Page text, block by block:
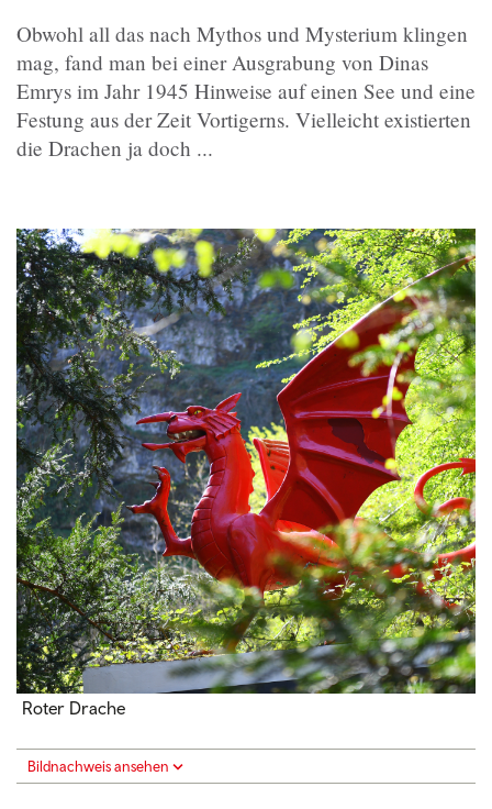
Obwohl all das nach Mythos und Mysterium klingen
mag, fand man bei einer Ausgrabung von Dinas
Emrys im Jahr 1945 Hinweise auf einen See und eine
Festung aus der Zeit Vortigerns. Vielleicht existierten
die Drachen ja doch ...
Roter Drache
Bildnachweis ansehen